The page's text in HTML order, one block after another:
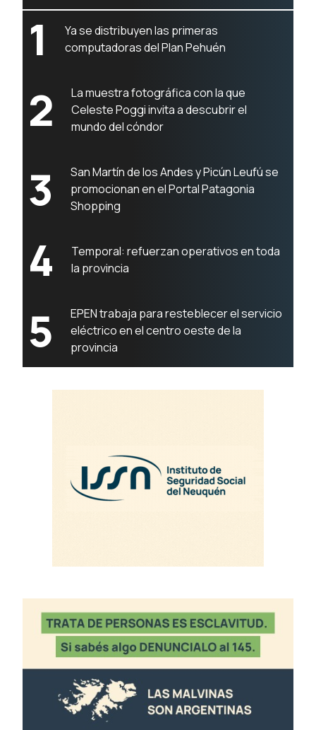
1
Ya se distribuyen las primeras
computadoras del Plan Pehuén
2
La muestra fotográfica con la que
Celeste Poggi invita a descubrir el
mundo del cóndor
3
San Martín de los Andes y Picún Leufú se
promocionan en el Portal Patagonia
Shopping
4
Temporal: refuerzan operativos en toda
la provincia
5
EPEN trabaja para resteblecer el servicio
eléctrico en el centro oeste de la
provincia